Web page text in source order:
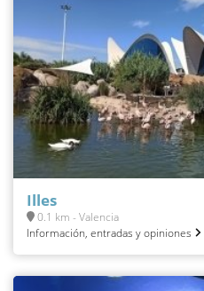
Illes
0.1 km - Valencia
Información, entradas y opiniones